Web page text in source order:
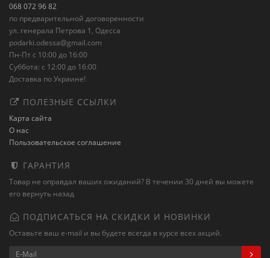
068 072 96 82
по предварительной договоренности
ул. генерала Петрова 1, Одесса
podarki.odessa@gmail.com
Пн-Пт с 10:00 до 16:00
Суббота: с 12:00 до 16:00
Доставка по Украине!
ПОЛЕЗНЫЕ ССЫЛКИ
Карта сайта
О нас
Пользовательское соглашение
ГАРАНТИЯ
Товар не оправдал ваших ожиданий? В течении 30 дней вы можете
его вернуть назад
ПОДПИСАТЬСЯ НА СКИДКИ И НОВИНКИ
Оставьте ваш e-mail и вы будете всегда в курсе всех акций.